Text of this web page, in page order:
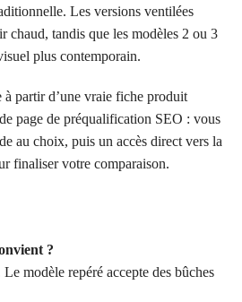
Les versions ventilées
chaud, tandis que les modèles 2 ou 3
plus contemporain.
à partir d’une vraie fiche produit
page de préqualification SEO : vous
au choix, puis un accès direct vers la
finaliser votre comparaison.
?
modèle repéré accepte des bûches